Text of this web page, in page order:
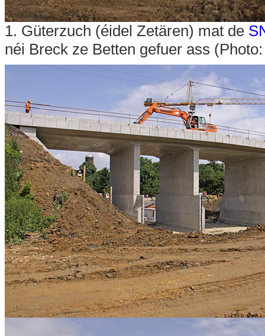
1. Güterzuch (éidel Zetären) mat de
néi Breck ze Betten gefuer ass